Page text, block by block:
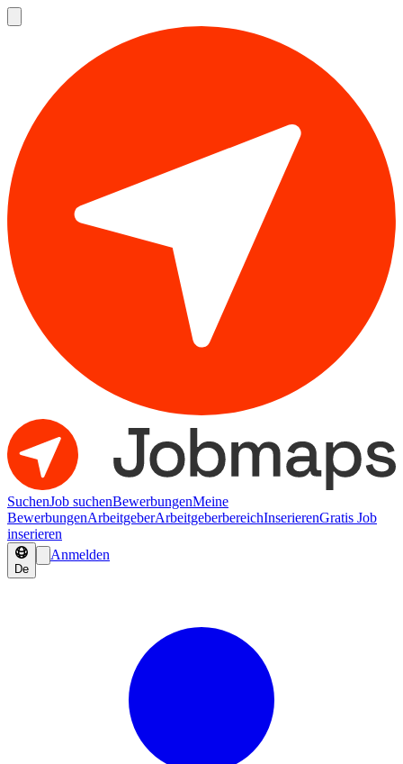
SuchenJob suchenBewerbungenMeine
BewerbungenArbeitgeberArbeitgeberbereichInserierenGratis Job
inserieren
De
Anmelden